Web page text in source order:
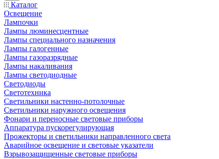
Каталог
Освещение
Лампочки
Лампы люминесцентные
Лампы специального назначения
Лампы галогенные
Лампы газоразрядные
Лампы накаливания
Лампы светодиодные
Светодиоды
Светотехника
Светильники настенно-потолочные
Светильники наружного освещения
Фонари и переносные световые приборы
Аппаратура пускорегулирующая
Прожекторы и светильники направленного света
Аварийное освещение и световые указатели
Взрывозащищенные световые приборы